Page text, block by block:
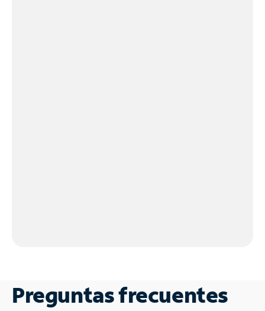
Preguntas frecuentes